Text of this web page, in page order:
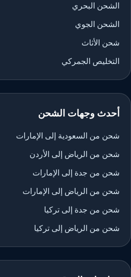
الشحن البحري
الشحن الجوي
شحن الأثاث
التخليص الجمركي
أحدث وجهات الشحن
شحن من السعودية إلى الإمارات
شحن من الرياض إلى الأردن
شحن من جدة إلى الإمارات
شحن من الرياض إلى الإمارات
شحن من جدة إلى تركيا
شحن من الرياض إلى تركيا